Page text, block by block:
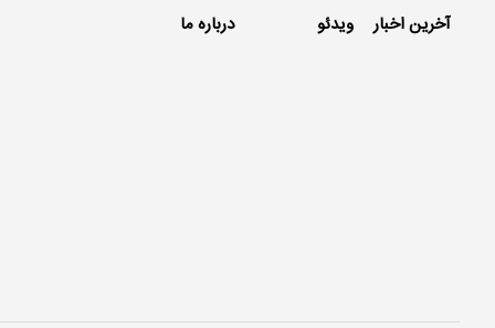
آخرین اخبار
ویدئو
درباره ما